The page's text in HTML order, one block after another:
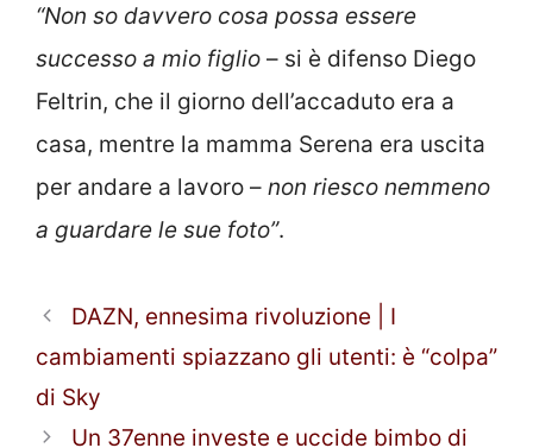
“Non so davvero cosa possa essere
successo a mio figlio – si è difenso Diego
Feltrin, che il giorno dell’accaduto era a
casa, mentre la mamma Serena era uscita
per andare a lavoro – non riesco nemmeno
a guardare le sue foto”.
DAZN, ennesima rivoluzione | I
cambiamenti spiazzano gli utenti: è “colpa”
di Sky
Un 37enne investe e uccide bimbo di